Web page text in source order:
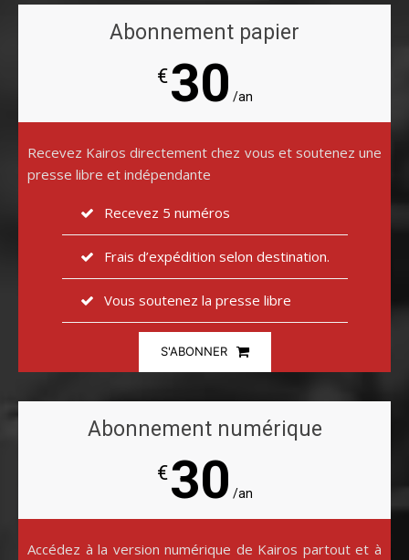
Abonnement papier
€30 /an
Recevez Kairos directement chez vous et soutenez une
presse libre et indépendante
Recevez 5 numéros
Frais d’expédition selon destination.
Vous soutenez la presse libre
S'ABONNER
Abonnement numérique
€30 /an
Accédez à la version numérique de Kairos partout et à